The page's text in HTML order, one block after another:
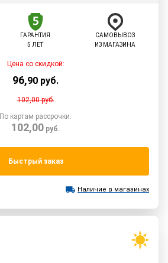
ГАРАНТИЯ
5 ЛЕТ
САМОВЫВОЗ
ИЗ МАГАЗИНА
Цена со скидкой:
96,90 руб.
102,00руб.
По картам рассрочки:
102,00руб.
Быстрый заказ
Наличие в магазинах